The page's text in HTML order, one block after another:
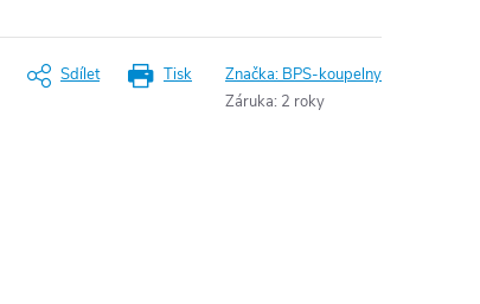
Tisk
Sdílet Značka: BPS-koupelny
Záruka: 2 roky